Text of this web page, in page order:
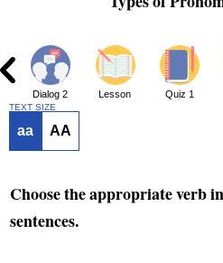
Dialog 2 Lesson Quiz 1
TEXT SIZE
aa AA
Choose the appropriate verb
sentences.